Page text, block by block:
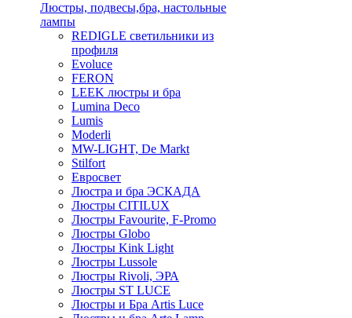
Люстры, подвесы,бра, настольные
лампы
REDIGLE светильники из
профиля
Evoluce
FERON
LEEK люстры и бра
Lumina Deco
Lumis
Moderli
MW-LIGHT, De Markt
Stilfort
Евросвет
Люстра и бра ЭСКАДА
Люстры CITILUX
Люстры Favourite, F-Promo
Люстры Globo
Люстры Kink Light
Люстры Lussole
Люстры Rivoli, ЭРА
Люстры ST LUCE
Люстры и Бра Artis Luce